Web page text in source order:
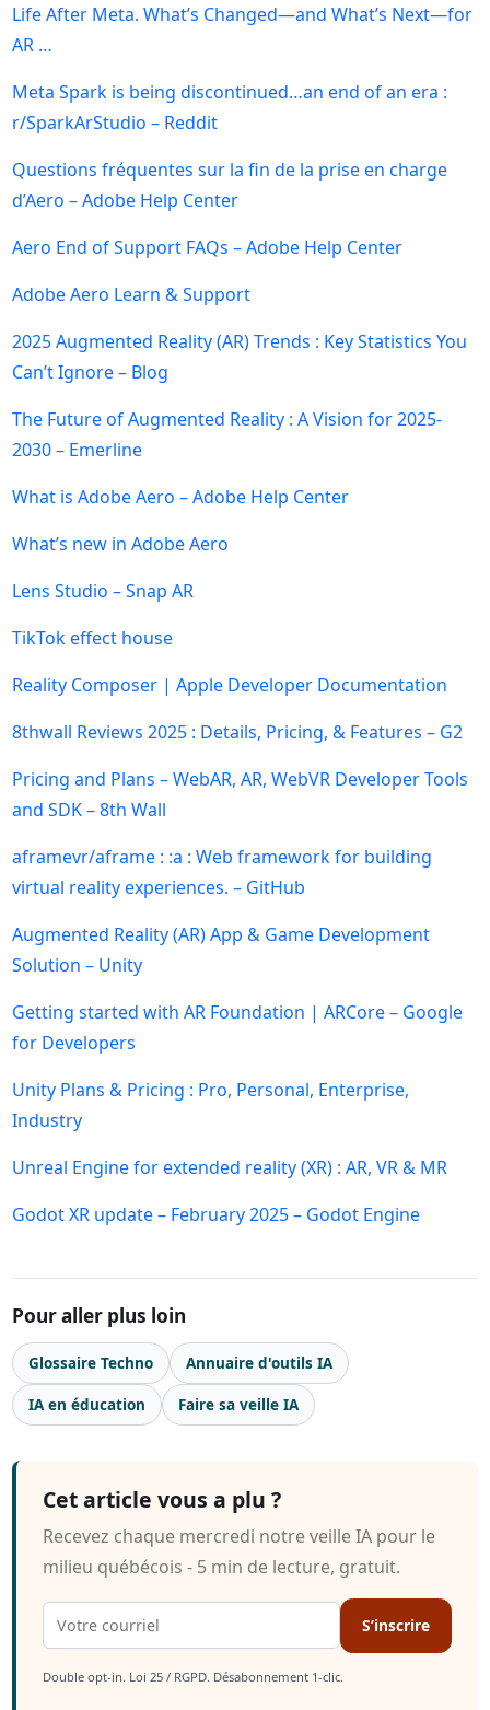
Life After Meta. What’s Changed—and What’s Next—for
AR …
Meta Spark is being discontinued…an end of an era :
r/SparkArStudio – Reddit
Questions fréquentes sur la fin de la prise en charge
d’Aero – Adobe Help Center
Aero End of Support FAQs – Adobe Help Center
Adobe Aero Learn & Support
2025 Augmented Reality (AR) Trends : Key Statistics You
Can’t Ignore – Blog
The Future of Augmented Reality : A Vision for 2025-
2030 – Emerline
What is Adobe Aero – Adobe Help Center
What’s new in Adobe Aero
Lens Studio – Snap AR
TikTok effect house
Reality Composer | Apple Developer Documentation
8thwall Reviews 2025 : Details, Pricing, & Features – G2
Pricing and Plans – WebAR, AR, WebVR Developer Tools
and SDK – 8th Wall
aframevr/aframe : :a : Web framework for building
virtual reality experiences. – GitHub
Augmented Reality (AR) App & Game Development
Solution – Unity
Getting started with AR Foundation | ARCore – Google
for Developers
Unity Plans & Pricing : Pro, Personal, Enterprise,
Industry
Unreal Engine for extended reality (XR) : AR, VR & MR
Godot XR update – February 2025 – Godot Engine
Pour aller plus loin
Glossaire Techno Annuaire d'outils IA
IA en éducation Faire sa veille IA
Cet article vous a plu ?
Recevez chaque mercredi notre veille IA pour le
milieu québécois - 5 min de lecture, gratuit.
S’inscrire
Double opt-in. Loi 25 / RGPD. Désabonnement 1-clic.